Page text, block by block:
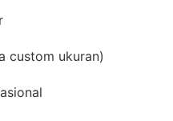
custom ukuran)